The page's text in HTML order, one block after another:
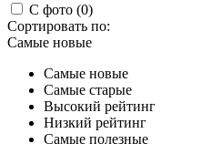
С фото (0)
Сортировать по:
Самые новые
Самые новые
Самые старые
Высокий рейтинг
Низкий рейтинг
Самые полезные